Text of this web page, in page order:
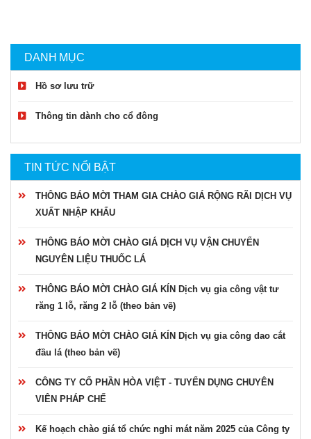
DANH MỤC
Hồ sơ lưu trữ
Thông tin dành cho cổ đông
TIN TỨC NỔI BẬT
THÔNG BÁO MỜI THAM GIA CHÀO GIÁ RỘNG RÃI DỊCH VỤ
XUẤT NHẬP KHẨU
THÔNG BÁO MỜI CHÀO GIÁ DỊCH VỤ VẬN CHUYỂN
NGUYÊN LIỆU THUỐC LÁ
THÔNG BÁO MỜI CHÀO GIÁ KÍN Dịch vụ gia công vật tư
răng 1 lỗ, răng 2 lỗ (theo bản vẽ)
THÔNG BÁO MỜI CHÀO GIÁ KÍN Dịch vụ gia công dao cắt
đầu lá (theo bản vẽ)
CÔNG TY CỔ PHẦN HÒA VIỆT - TUYỂN DỤNG CHUYÊN
VIÊN PHÁP CHẾ
Kế hoạch chào giá tổ chức nghỉ mát năm 2025 của Công ty